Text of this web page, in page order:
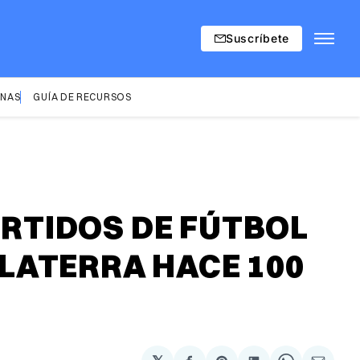
Suscríbete
GUÍA DE RECURSOS
DE FÚTBOL
HACE 100